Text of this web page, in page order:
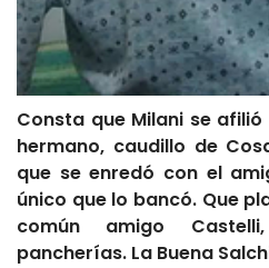
Consta que Milani se
hermano, caudillo de
que se enredó con el
único que lo bancó. Que
común amigo
pancherías. La Buena